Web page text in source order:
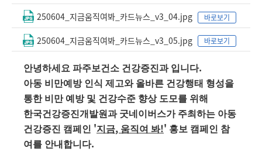
250604_지금움직여봐_카드뉴스_v3_04.jpg 바로보기
250604_지금움직여봐_카드뉴스_v3_05.jpg 바로보기
안녕하세요 파주보건소 건강증진과 입니다.
아동 비만예방 인식 제고와 올바른 건강행태 형성을
통한 비만 예방 및 건강수준 향상 도모를 위해
한국건강증진개발원과 굿네이버스가 주최하는 아동
건강증진 캠페인 '지금, 움직여 봐!' 홍보 캠페인 참
여를 안내합니다.